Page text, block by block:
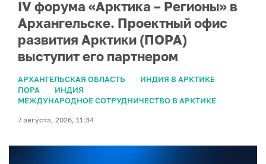
IV форума «Арктика – Регионы» в
Архангельске. Проектный офис
развития Арктики (ПОРА)
выступит его партнером
АРХАНГЕЛЬСКАЯ ОБЛАСТЬ
ИНДИЯ В АРКТИКЕ
ПОРА
ИНДИЯ
МЕЖДУНАРОДНОЕ СОТРУДНИЧЕСТВО В АРКТИКЕ
7 августа, 2026, 11:34